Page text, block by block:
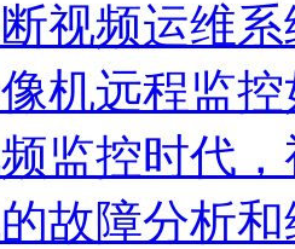
视频运维系
机远程监
监控时代
故障分析